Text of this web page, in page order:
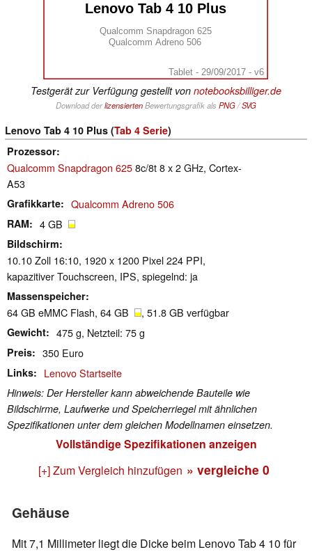
Lenovo Tab 4 10 Plus
Qualcomm Snapdragon 625
Qualcomm Adreno 506
Tablet - 29/09/2017 - v6
Testgerät zur Verfügung gestellt von notebooksbilliger.de
Download derlizensiertenBewertungsgrafik als PNG/SVG
Lenovo Tab 4 10 Plus (Tab 4 Serie)
Prozessor
Qualcomm Snapdragon 6258c/8t 8 x 2 GHz, Cortex-
A53
Grafikkarte Qualcomm Adreno 506
RAM 4 GB
Bildschirm
10.10 Zoll 16:10, 1920 x 1200 Pixel 224 PPI,
kapazitiver Touchscreen, IPS, spiegelnd: ja
Massenspeicher
64 GB eMMC Flash, 64 GB , 51.8 GB verfügbar
Gewicht 475 g, Netzteil: 75 g
Preis 350 Euro
Links Lenovo Startseite
Hinweis: Der Hersteller kann abweichende Bauteile wie
Bildschirme, Laufwerke und Speicherriegel mit ähnlichen
Spezifikationen unter dem gleichen Modellnamen einsetzen.
Vollständige Spezifikationen anzeigen
[+] Zum Vergleich hinzufügen » vergleiche 0
Gehäuse
Mit 7,1 Millimeter liegt die Dicke beim Lenovo Tab 4 10 für